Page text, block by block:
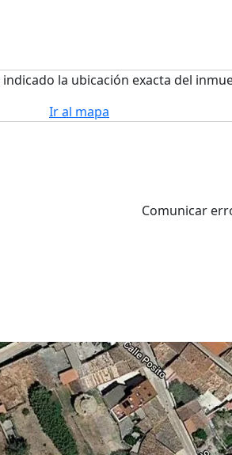
la ubicación exacta del
Ir al mapa
Comunicar